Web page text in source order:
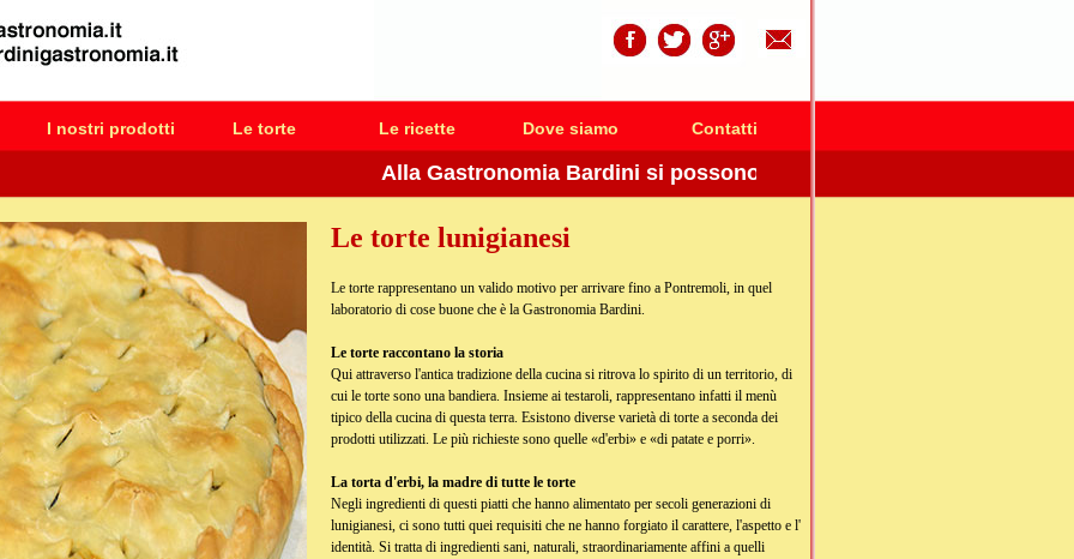
I nostri prodotti Le torte Le ricette Dove siamo Contatti
Alla Gastronomia Bardini si possono trovare tutte le specialità
Le torte lunigianesi
Le torte rappresentano un valido motivo per arrivare fino a Pontremoli, in quel
laboratorio di cose buone che è la Gastronomia Bardini.
Le torte raccontano la storia
Qui attraverso l'antica tradizione della cucina si ritrova lo spirito di un territorio, di
cui le torte sono una bandiera. Insieme ai testaroli, rappresentano infatti il menù
tipico della cucina di questa terra. Esistono diverse varietà di torte a seconda dei
prodotti utilizzati. Le più richieste sono quelle «d'erbi» e «di patate e porri».
La torta d'erbi, la madre di tutte le torte
Negli ingredienti di questi piatti che hanno alimentato per secoli generazioni di
lunigianesi, ci sono tutti quei requisiti che ne hanno forgiato il carattere, l'aspetto e l'
identità. Si tratta di ingredienti sani, naturali, straordinariamente affini a quelli